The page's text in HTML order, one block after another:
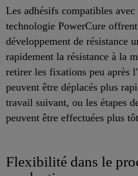
Les adhésifs compatibles
technologie PowerCure
développement de résistance
rapidement la résistance à la
retirer les fixations peu après
peuvent être déplacés plus
travail suivant, ou les étapes
peuvent être effectuées plus
Flexibilité dans le